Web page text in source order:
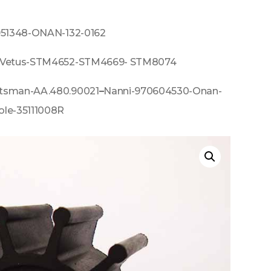
ONAN-132-0162
STM4652-STM4669- STM8074
AA.480.90021–Nanni-970604530-Onan-
35111008R